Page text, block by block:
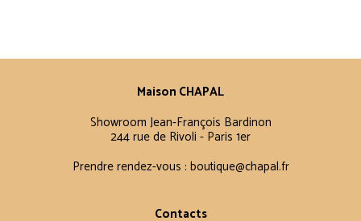
Maison CHAPAL
Showroom Jean-François Bardinon
244 rue de Rivoli - Paris 1er
Prendre rendez-vous : boutique@chapal.fr
Contacts